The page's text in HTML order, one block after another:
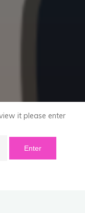
it please enter